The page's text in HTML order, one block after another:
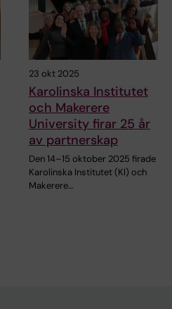
23 okt 2025
Karolinska Institutet
och Makerere
University firar 25 år
av partnerskap
Den 14–15 oktober 2025 firade
Karolinska Institutet (KI) och
Makerere…